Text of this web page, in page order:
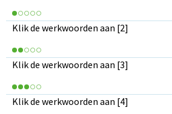
Klik de werkwoorden aan [2]
Klik de werkwoorden aan [3]
Klik de werkwoorden aan [4]